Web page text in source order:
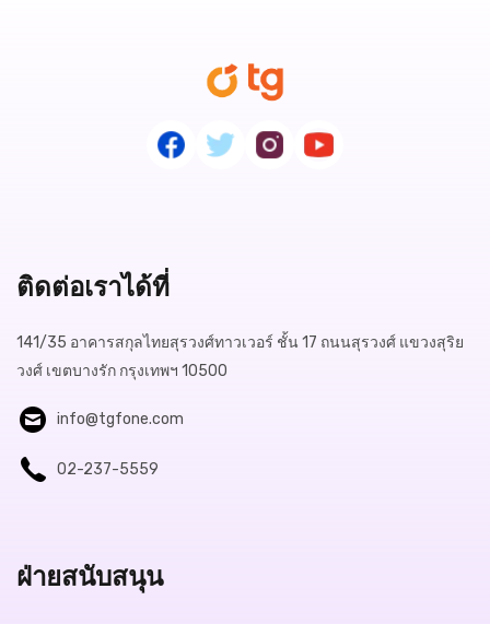
ติดต่อเราได้ที่
141/35 อาคารสกุลไทยสุรวงศ์ทาวเวอร์ ชั้น 17 ถนนสุรวงศ์ แขวงสุริย
วงศ์ เขตบางรัก กรุงเทพฯ 10500
info@tgfone.com
02-237-5559
ฝ่ายสนับสนุน